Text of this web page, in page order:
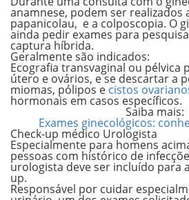
anamnese, podem ser realizados
papanicolau, e a colposcopia. O
ainda pedir exames para
captura híbrida.
Geralmente são indicados:
Ecografia transvaginal ou pélvica
útero e ovários, e se descartar a
miomas, pólipos e cistos
hormonais em casos específicos.
Saiba mais:
Exames ginecológicos:
Check-up médico Urologista
Especialmente para homens
pessoas com histórico de
urologista deve ser incluído para
up.
Responsável por cuidar